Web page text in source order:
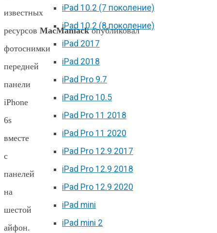
iPad 10.2 (7 поколение)
iPad 10.2 (8 поколение)
iPad 2017
iPad 2018
iPad Pro 9.7
iPad Pro 10.5
iPad Pro 11 2018
iPad Pro 11 2020
iPad Pro 12.9 2017
iPad Pro 12.9 2018
iPad Pro 12.9 2020
iPad mini
iPad mini 2
известных
ресурсов MacManiackопубликовал
фотоснимки
передней
панели
iPhone
6s
вместе
с
панелей
на
шестой
айфон.